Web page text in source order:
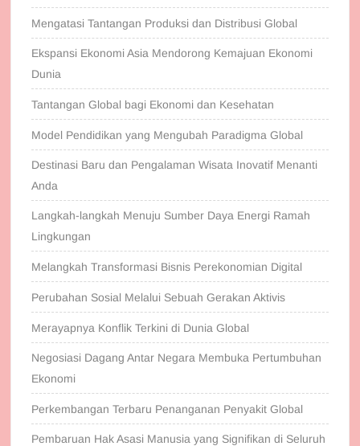
Mengatasi Tantangan Produksi dan Distribusi Global
Ekspansi Ekonomi Asia Mendorong Kemajuan Ekonomi
Dunia
Tantangan Global bagi Ekonomi dan Kesehatan
Model Pendidikan yang Mengubah Paradigma Global
Destinasi Baru dan Pengalaman Wisata Inovatif Menanti
Anda
Langkah-langkah Menuju Sumber Daya Energi Ramah
Lingkungan
Melangkah Transformasi Bisnis Perekonomian Digital
Perubahan Sosial Melalui Sebuah Gerakan Aktivis
Merayapnya Konflik Terkini di Dunia Global
Negosiasi Dagang Antar Negara Membuka Pertumbuhan
Ekonomi
Perkembangan Terbaru Penanganan Penyakit Global
Pembaruan Hak Asasi Manusia yang Signifikan di Seluruh